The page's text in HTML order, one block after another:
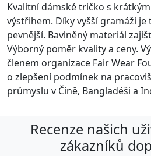
Kvalitní dámské tričko s
výstřihem. Díky vyšší gramáži
pevnější. Bavlněný materiál
Výborný poměr kvality a ceny.
členem organizace Fair Wear
o zlepšení podmínek na
průmyslu v Číně, Bangladéši a
Recenze našich
zákazníků